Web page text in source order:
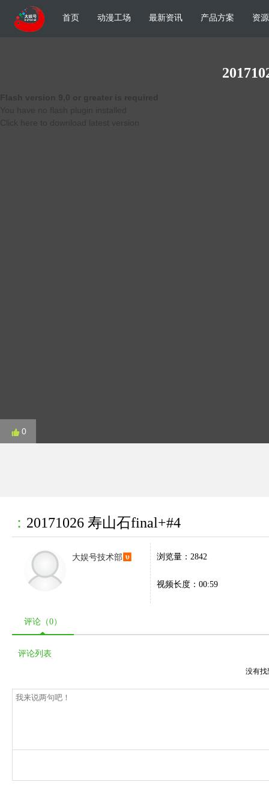
首页 动漫工场 最新资讯 产品方案 资
0
： 20171026 寿山石final+#4
大娱号技术部 浏览量：2842
视频长度：00:59
评论（0）
评论列表
没有找